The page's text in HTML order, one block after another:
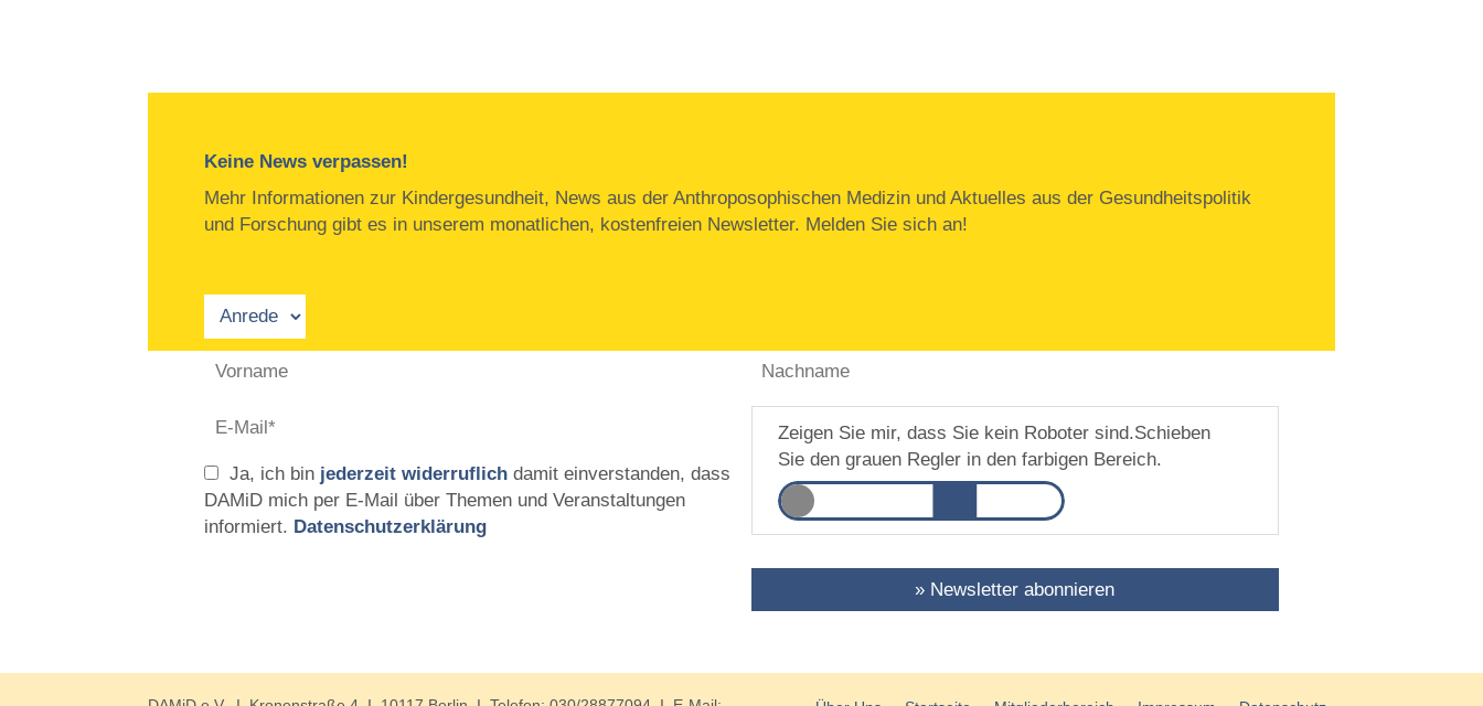
Keine News verpassen!
Mehr Informationen zur Kindergesundheit, News aus der Anthroposophischen Medizin und Aktuelles aus der Gesundheitspolitik
und Forschung gibt es in unserem monatlichen, kostenfreien Newsletter. Melden Sie sich an!
Ja, ich bin jederzeit widerruflich damit einverstanden, dass
DAMiD mich per E-Mail über Themen und Veranstaltungen
informiert. Datenschutzerklärung
Zeigen Sie mir, dass Sie kein Roboter sind.Schieben
Sie den grauen Regler in den farbigen Bereich.
» Newsletter abonnieren